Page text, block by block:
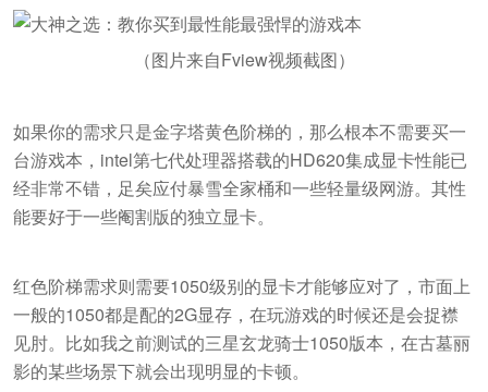
（图片来自Fview视频截图）
如果你的需求只是金字塔黄色阶梯的，那么根本不需要买一
台游戏本，intel第七代处理器搭载的HD620集成显卡性能已
经非常不错，足矣应付暴雪全家桶和一些轻量级网游。其性
能要好于一些阉割版的独立显卡。
红色阶梯需求则需要1050级别的显卡才能够应对了，市面上
一般的1050都是配的2G显存，在玩游戏的时候还是会捉襟
见肘。比如我之前测试的三星玄龙骑士1050版本，在古墓丽
影的某些场景下就会出现明显的卡顿。